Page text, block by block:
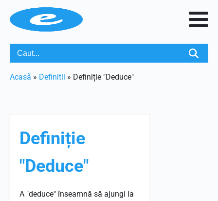
Acasã » Definitii » Definiție "Deduce"
Definiție
"Deduce"
A "deduce" înseamnă să ajungi la